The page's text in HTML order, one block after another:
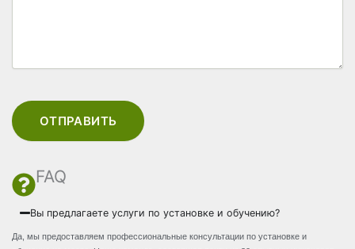
ОТПРАВИТЬ
FAQ
Вы предлагаете услуги по установке и обучению?
Да, мы предоставляем профессиональные консультации по установке и